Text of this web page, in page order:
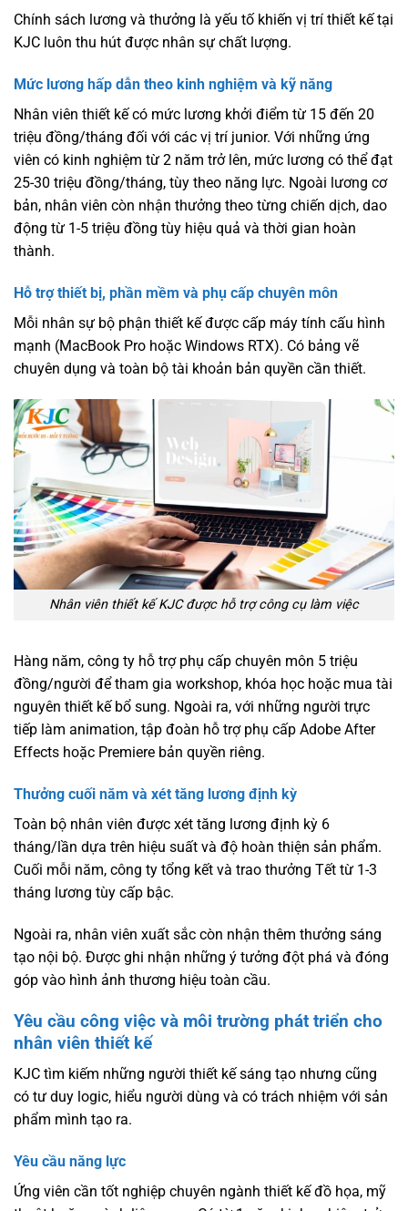
Chính sách lương và thưởng là yếu tố khiến vị trí thiết kế tại
KJC luôn thu hút được nhân sự chất lượng.
Mức lương hấp dẫn theo kinh nghiệm và kỹ năng
Nhân viên thiết kế có mức lương khởi điểm từ 15 đến 20
triệu đồng/tháng đối với các vị trí junior. Với những ứng
viên có kinh nghiệm từ 2 năm trở lên, mức lương có thể đạt
25-30 triệu đồng/tháng, tùy theo năng lực. Ngoài lương cơ
bản, nhân viên còn nhận thưởng theo từng chiến dịch, dao
động từ 1-5 triệu đồng tùy hiệu quả và thời gian hoàn
thành.
Hỗ trợ thiết bị, phần mềm và phụ cấp chuyên môn
Mỗi nhân sự bộ phận thiết kế được cấp máy tính cấu hình
mạnh (MacBook Pro hoặc Windows RTX). Có bảng vẽ
chuyên dụng và toàn bộ tài khoản bản quyền cần thiết.
Nhân viên thiết kế KJC được hỗ trợ công cụ làm việc
Hàng năm, công ty hỗ trợ phụ cấp chuyên môn 5 triệu
đồng/người để tham gia workshop, khóa học hoặc mua tài
nguyên thiết kế bổ sung. Ngoài ra, với những người trực
tiếp làm animation, tập đoàn hỗ trợ phụ cấp Adobe After
Effects hoặc Premiere bản quyền riêng.
Thưởng cuối năm và xét tăng lương định kỳ
Toàn bộ nhân viên được xét tăng lương định kỳ 6
tháng/lần dựa trên hiệu suất và độ hoàn thiện sản phẩm.
Cuối mỗi năm, công ty tổng kết và trao thưởng Tết từ 1-3
tháng lương tùy cấp bậc.
Ngoài ra, nhân viên xuất sắc còn nhận thêm thưởng sáng
tạo nội bộ. Được ghi nhận những ý tưởng đột phá và đóng
góp vào hình ảnh thương hiệu toàn cầu.
Yêu cầu công việc và môi trường phát triển cho
nhân viên thiết kế
KJC tìm kiếm những người thiết kế sáng tạo nhưng cũng
có tư duy logic, hiểu người dùng và có trách nhiệm với sản
phẩm mình tạo ra.
Yêu cầu năng lực
Ứng viên cần tốt nghiệp chuyên ngành thiết kế đồ họa, mỹ